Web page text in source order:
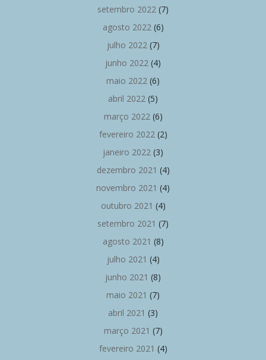
setembro 2022 (7)
agosto 2022(6)
julho 2022(7)
junho 2022 (4)
maio 2022 (6)
abril 2022 (5)
março 2022(6)
fevereiro 2022(2)
janeiro 2022 (3)
dezembro 2021 (4)
novembro 2021 (4)
outubro 2021 (4)
setembro 2021 (7)
agosto 2021 (8)
julho 2021 (4)
junho 2021 (8)
maio 2021 (7)
abril 2021 (3)
março 2021 (7)
fevereiro 2021 (4)